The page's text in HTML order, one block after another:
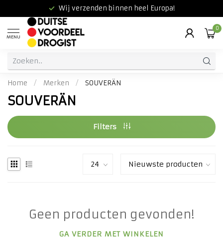
Wij verzenden binnen heel Europa!
MENU
0
Home / Merken / SOUVERÄN
SOUVERÄN
Filters
Geen producten gevonden!
GA VERDER MET WINKELEN